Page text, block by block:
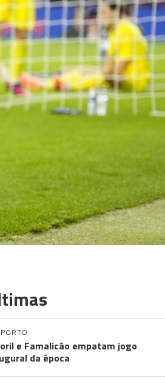
e Famalicão empatam jogo
da época